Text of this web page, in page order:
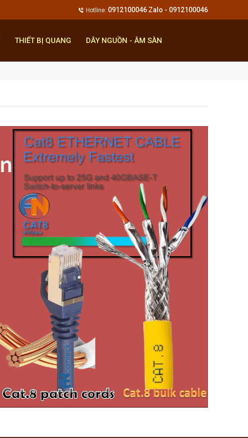
THIẾT BỊ QUANG DÂY NGUỒN - ÂM SÀN
Hotline: 0912100046 Zalo - 0912100046